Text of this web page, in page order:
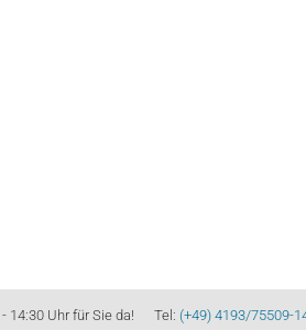
- 14:30 Uhr für Sie da! Tel: (+49) 4193/75509-